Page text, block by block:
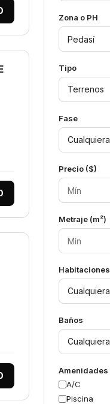
Zona o PH
Tipo
Terrenos
Fase
Cualquiera
Precio ($)
Metraje (m²)
Habitaciones
Cualquiera
Baños
Cualquiera
Amenidades
A/C
Piscina